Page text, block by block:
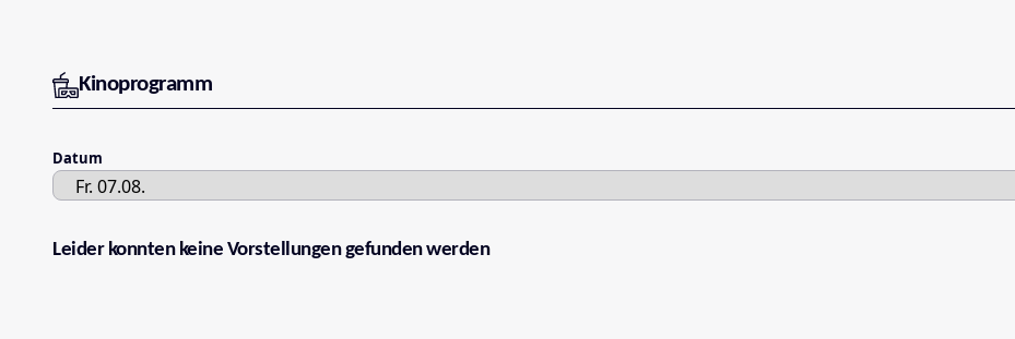
Kinoprogramm
Datum
Leider konnten keine Vorstellungen gefunden werden